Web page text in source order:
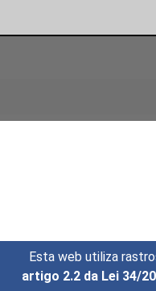
Esta web utiliza
artigo 2.2 da Lei 34/